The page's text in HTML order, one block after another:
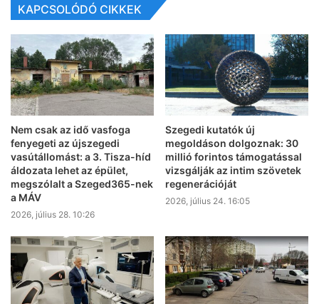
KAPCSOLÓDÓ CIKKEK
Nem csak az idő vasfoga
fenyegeti az újszegedi
vasútállomást: a 3. Tisza-híd
áldozata lehet az épület,
megszólalt a Szeged365-nek
a MÁV
2026, július 28. 10:26
Szegedi kutatók új
megoldáson dolgoznak: 30
millió forintos támogatással
vizsgálják az intim szövetek
regenerációját
2026, július 24. 16:05